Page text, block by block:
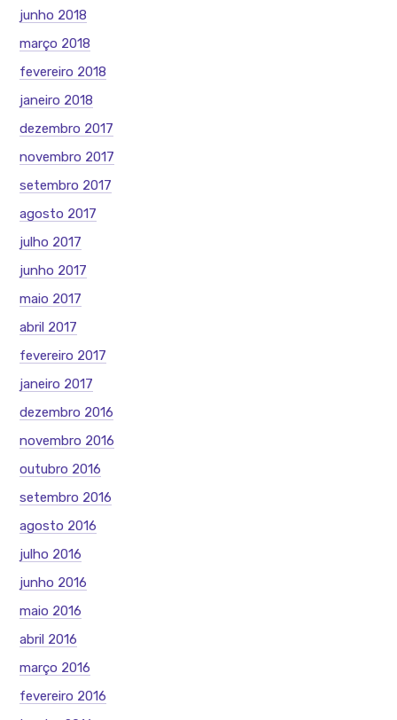
junho 2018
março 2018
fevereiro 2018
janeiro 2018
dezembro 2017
novembro 2017
setembro 2017
agosto 2017
julho 2017
junho 2017
maio 2017
abril 2017
fevereiro 2017
janeiro 2017
dezembro 2016
novembro 2016
outubro 2016
setembro 2016
agosto 2016
julho 2016
junho 2016
maio 2016
abril 2016
março 2016
fevereiro 2016